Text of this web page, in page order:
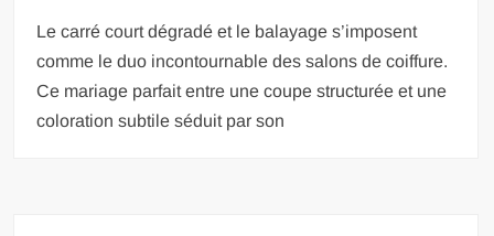
Le carré court dégradé et le balayage s’imposent
comme le duo incontournable des salons de coiffure.
Ce mariage parfait entre une coupe structurée et une
coloration subtile séduit par son